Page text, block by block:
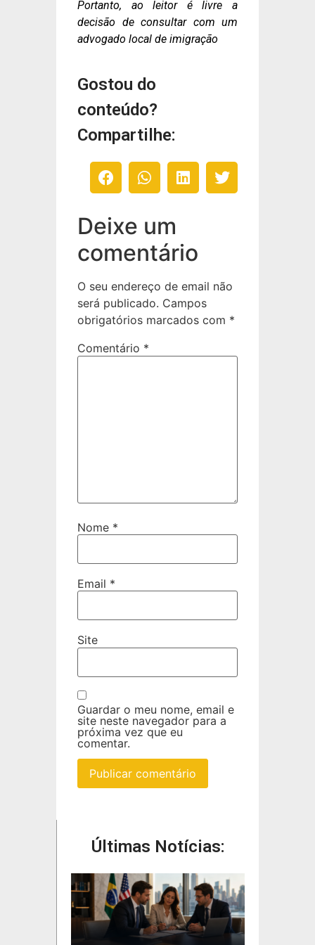
Portanto, ao leitor é livre a
decisão de consultar com um
advogado local de imigração
Gostou do
conteúdo?
Compartilhe:
Deixe um
comentário
O seu endereço de email não
será publicado. Campos
obrigatórios marcados com *
Comentário *
Nome *
Email *
Site
Guardar o meu nome, email e
site neste navegador para a
próxima vez que eu
comentar.
Últimas Notícias: